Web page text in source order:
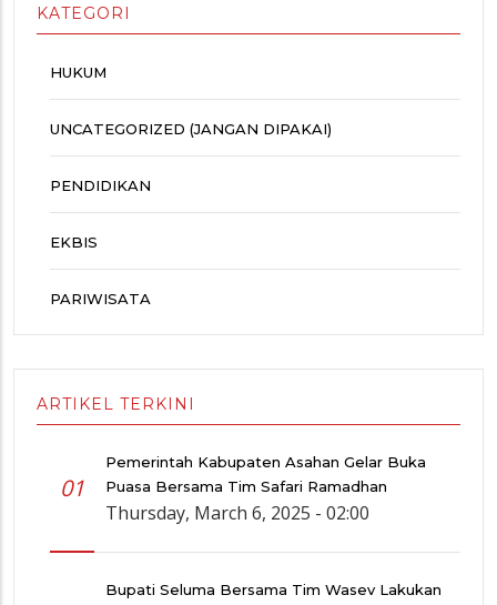
KATEGORI
HUKUM
UNCATEGORIZED (JANGAN DIPAKAI)
PENDIDIKAN
EKBIS
PARIWISATA
ARTIKEL TERKINI
01
Pemerintah Kabupaten Asahan Gelar Buka
Puasa Bersama Tim Safari Ramadhan
Thursday, March 6, 2025 - 02:00
Bupati Seluma Bersama Tim Wasev Lakukan